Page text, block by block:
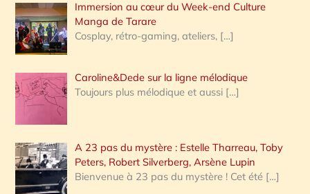
:
Immersion au cœur du Week-end Culture
Manga de Tarare
Cosplay, rétro-gaming, ateliers, […]
Caroline&Dede sur la ligne mélodique
Toujours plus mélodique et aussi […]
A 23 pas du mystère : Estelle Tharreau, Toby
Peters, Robert Silverberg, Arsène Lupin
Bienvenue à 23 pas du mystère ! Cet été […]